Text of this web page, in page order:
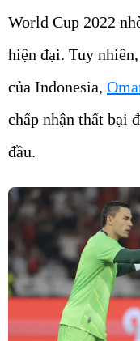
World Cup 2022
hiện đại. Tuy
của Indonesia,
chấp nhận thất bại
đầu.